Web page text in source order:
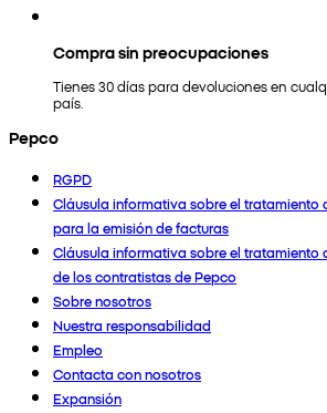
Compra sin preocupaciones
Tienes 30 días para devoluciones en
país.
Pepco
RGPD
Cláusula informativa sobre el tratamiento
para la emisión de facturas
Cláusula informativa sobre el tratamiento
de los contratistas de Pepco
Sobre nosotros
Nuestra responsabilidad
Empleo
Contacta con nosotros
Expansión